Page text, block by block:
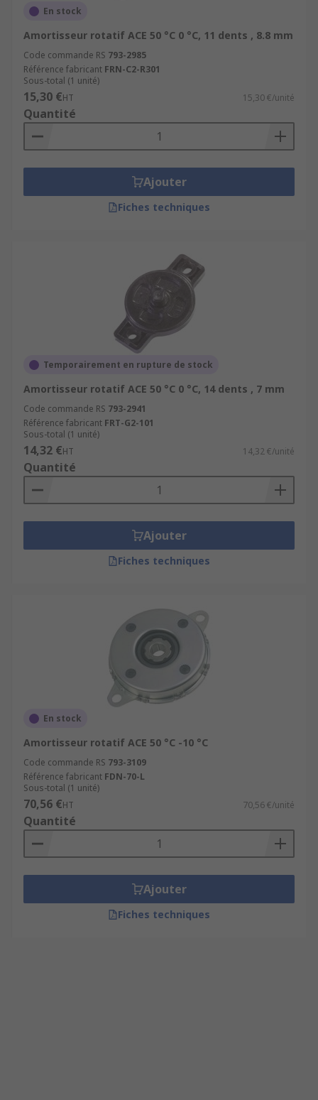
En stock
Amortisseur rotatif ACE 50 °C 0 °C, 11 dents , 8.8 mm
Code commande RS 793-2985
Référence fabricant FRN-C2-R301
Sous-total (1 unité)
15,30 €HT 15,30 €/unité
Quantité
Ajouter
Fiches techniques
Temporairement en rupture de stock
Amortisseur rotatif ACE 50 °C 0 °C, 14 dents , 7 mm
Code commande RS 793-2941
Référence fabricant FRT-G2-101
Sous-total (1 unité)
14,32 €HT 14,32 €/unité
Quantité
Ajouter
Fiches techniques
En stock
Amortisseur rotatif ACE 50 °C -10 °C
Code commande RS 793-3109
Référence fabricant FDN-70-L
Sous-total (1 unité)
70,56 €HT 70,56 €/unité
Quantité
Ajouter
Fiches techniques